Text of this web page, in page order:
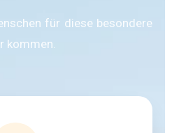
für diese besondere
kommen.